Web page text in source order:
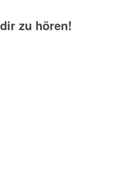
zu hören!